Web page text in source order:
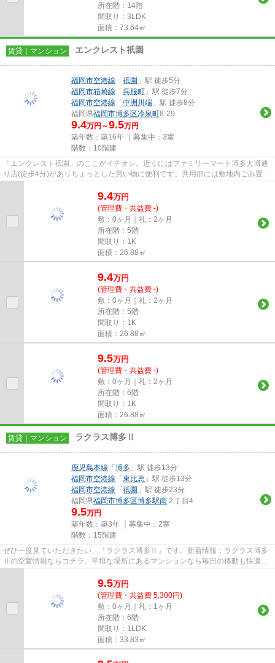
所在階：14階
間取り：3LDK
面積：73.64㎡
賃貸｜マンション エンクレスト祇園
福岡市空港線 「祇園 」駅 徒歩5分
福岡市箱崎線 「呉服町 」駅 徒歩7分
福岡市空港線 「中洲川端 」駅 徒歩8分
福岡県福岡市博多区冷泉町8-29
9.4万円～9.5万円
築年数：築16年 ｜募集中： 3室
階数：10階建
「エンクレスト祇園」のここがイチオシ。近くにはファミリーマート博多大博通
り店(徒歩4分)がありちょっとした買い物に便利です。共用部には敷地内ごみ置き
場・エレベータなどが揃って...
9.4万円
(管理費・共益費 -)
敷：0ヶ月｜礼：2ヶ月
所在階：5階
間取り：1K
面積：26.88㎡
9.4万円
(管理費・共益費 -)
敷：0ヶ月｜礼：2ヶ月
所在階：5階
間取り：1K
面積：26.88㎡
9.5万円
(管理費・共益費 -)
敷：0ヶ月｜礼：2ヶ月
所在階：6階
間取り：1K
面積：26.88㎡
賃貸｜マンション ラクラス博多Ⅱ
鹿児島本線 「博多 」駅 徒歩13分
福岡市空港線 「東比恵 」駅 徒歩13分
福岡市空港線 「祇園 」駅 徒歩23分
福岡県福岡市博多区博多駅南 ２丁目4
9.5万円
築年数：築3年 ｜募集中： 2室
階数：15階建
ぜひ一度見ていただきたい、「ラクラス博多Ⅱ」です。新着情報：ラクラス博多
Ⅱの空室情報ならコチラ。平坦な場所にあるマンションなら毎日の移動も快適で
す。共用部にはエレベータ・敷...
9.5万円
(管理費・共益費 5,300円)
敷：0ヶ月｜礼：1ヶ月
所在階：6階
間取り：1LDK
面積：33.83㎡